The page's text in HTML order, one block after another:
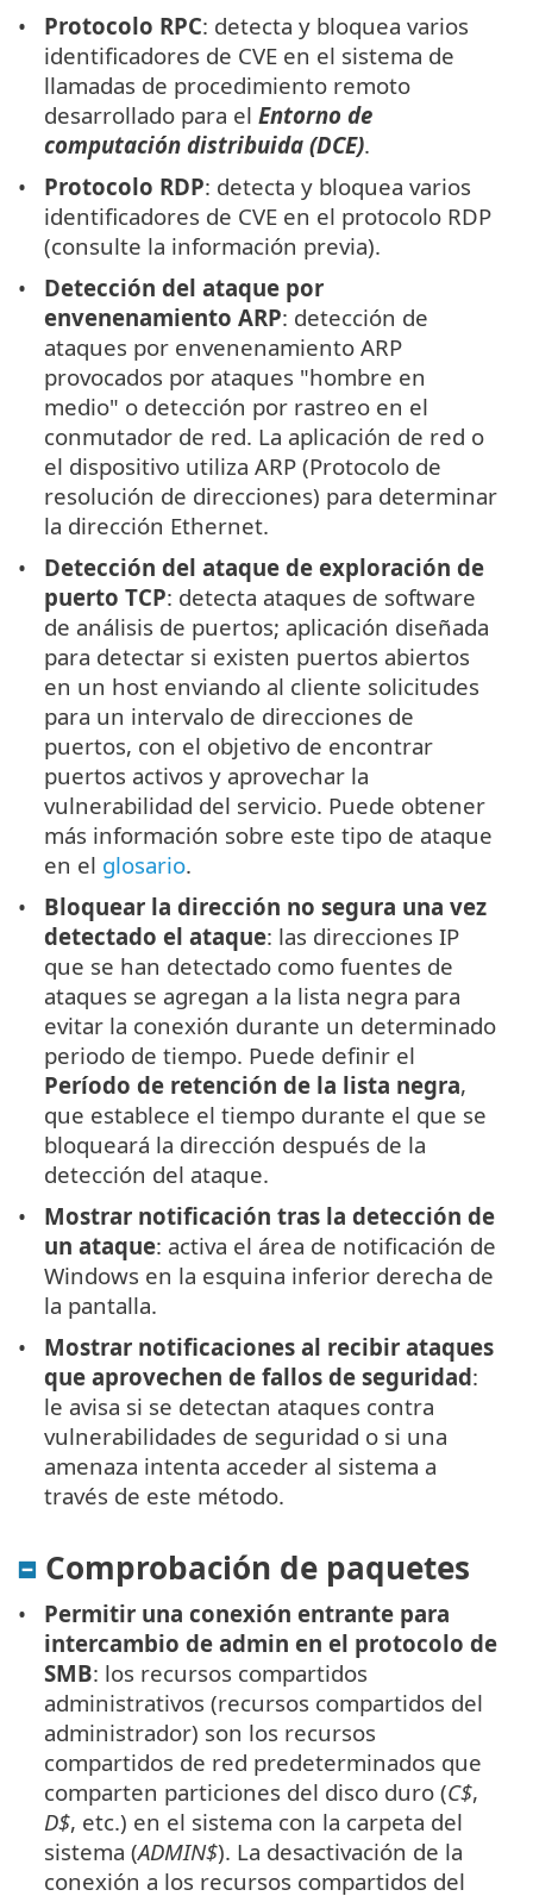
Protocolo RPC: detecta y bloquea varios
identificadores de CVE en el sistema de
llamadas de procedimiento remoto
desarrollado para elEntorno de
computación distribuida (DCE).
Protocolo RDP: detecta y bloquea varios
identificadores de CVE en el protocolo RDP
(consulte la información previa).
Detección del ataque por
envenenamiento ARP: detección de
ataques por envenenamiento ARP
provocados por ataques "hombre en
medio" o detección por rastreo en el
conmutador de red. La aplicación de red o
el dispositivo utiliza ARP (Protocolo de
resolución de direcciones) para determinar
la dirección Ethernet.
Detección del ataque de exploración de
puerto TCP: detecta ataques de software
de análisis de puertos; aplicación diseñada
para detectar si existen puertos abiertos
en un host enviando al cliente solicitudes
para un intervalo de direcciones de
puertos, con el objetivo de encontrar
puertos activos y aprovechar la
vulnerabilidad del servicio. Puede obtener
más información sobre este tipo de ataque
en el glosario.
Bloquear la dirección no segura una vez
detectado el ataque: las direcciones IP
que se han detectado como fuentes de
ataques se agregan a la lista negra para
evitar la conexión durante un determinado
periodo de tiempo. Puede definir el
Período de retención de la lista negra,
que establece el tiempo durante el que se
bloqueará la dirección después de la
detección del ataque.
Mostrar notificación tras la detección de
un ataque: activa el área de notificación de
Windows en la esquina inferior derecha de
la pantalla.
Mostrar notificaciones al recibir ataques
que aprovechen de fallos de seguridad:
le avisa si se detectan ataques contra
vulnerabilidades de seguridad o si una
amenaza intenta acceder al sistema a
través de este método.
Comprobación de paquetes
Permitir una conexión entrante para
intercambio de admin en el protocolo de
SMB: los recursos compartidos
administrativos (recursos compartidos del
administrador) son los recursos
compartidos de red predeterminados que
comparten particiones del disco duro (C$,
D$, etc.) en el sistema con la carpeta del
sistema (ADMIN$). La desactivación de la
conexión a los recursos compartidos del